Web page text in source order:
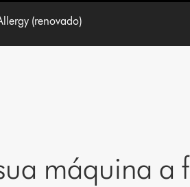
(renovado)
máquina a